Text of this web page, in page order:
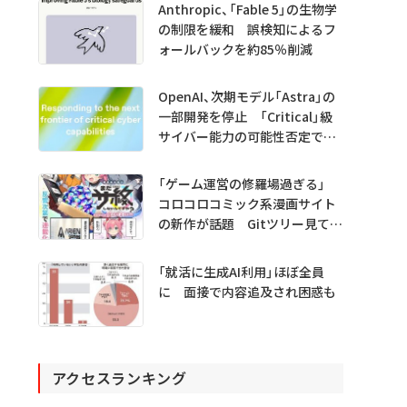
Anthropic、「Fable 5」の生物学
の制限を緩和 誤検知によるフ
ォールバックを約85％削減
OpenAI、次期モデル「Astra」の
一部開発を停止 「Critical」級
サイバー能力の可能性否定でき
「ゲーム運営の修羅場過ぎる」
コロコロコミック系漫画サイト
の新作が話題 Gitツリー見てガ
「就活に生成AI利用」ほぼ全員
に 面接で内容追及され困惑も
アクセスランキング